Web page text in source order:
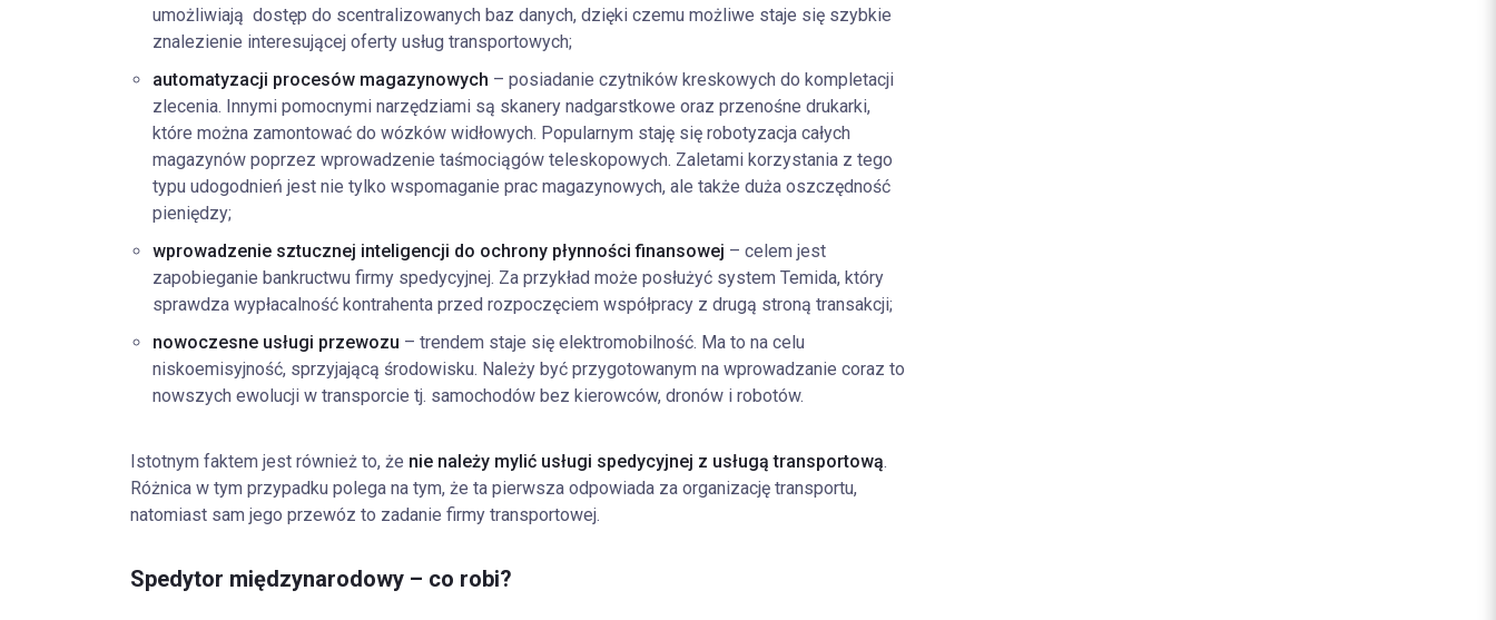
umożliwiają dostęp do scentralizowanych baz danych, dzięki czemu możliwe staje się szybkie
znalezienie interesującej oferty usług transportowych;
automatyzacji procesów magazynowych – posiadanie czytników kreskowych do kompletacji
zlecenia. Innymi pomocnymi narzędziami są skanery nadgarstkowe oraz przenośne drukarki,
które można zamontować do wózków widłowych. Popularnym staję się robotyzacja całych
magazynów poprzez wprowadzenie taśmociągów teleskopowych. Zaletami korzystania z tego
typu udogodnień jest nie tylko wspomaganie prac magazynowych, ale także duża oszczędność
pieniędzy;
wprowadzenie sztucznej inteligencji do ochrony płynności finansowej – celem jest
zapobieganie bankructwu firmy spedycyjnej. Za przykład może posłużyć system Temida, który
sprawdza wypłacalność kontrahenta przed rozpoczęciem współpracy z drugą stroną transakcji;
nowoczesne usługi przewozu – trendem staje się elektromobilność. Ma to na celu
niskoemisyjność, sprzyjającą środowisku. Należy być przygotowanym na wprowadzanie coraz to
nowszych ewolucji w transporcie tj. samochodów bez kierowców, dronów i robotów.
Istotnym faktem jest również to, że nie należy mylić usługi spedycyjnej z usługą transportową.
Różnica w tym przypadku polega na tym, że ta pierwsza odpowiada za organizację transportu,
natomiast sam jego przewóz to zadanie firmy transportowej.
Spedytor międzynarodowy – co robi?